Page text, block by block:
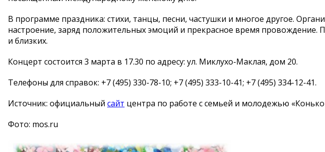
В программе праздника: стихи, танцы, песни, частушки и многое другое.
настроение, заряд положительных эмоций и прекрасное время провождение.
и близких.
Концерт состоится 3 марта в 17.30 по адресу: ул. Миклухо-Маклая, дом 20.
Телефоны для справок: +7 (495) 330-78-10; +7 (495) 333-10-41; +7 (495) 334-12-41.
Источник: официальный сайт центра по работе с семьей и молодежью
Фото: mos.ru